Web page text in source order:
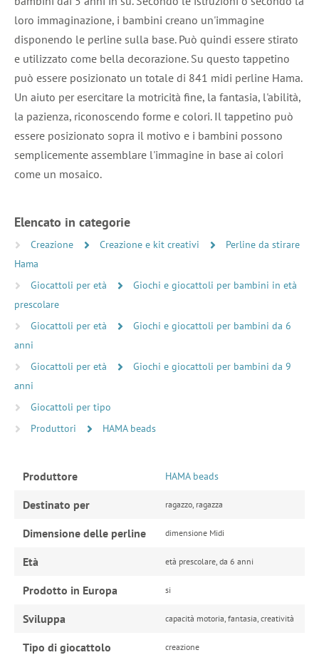
loro immaginazione, i bambini creano un'immagine
disponendo le perline sulla base. Può quindi essere stirato
e utilizzato come bella decorazione. Su questo tappetino
può essere posizionato un totale di 841 midi perline Hama.
Un aiuto per esercitare la motricità fine, la fantasia, l'abilità,
la pazienza, riconoscendo forme e colori. Il tappetino può
essere posizionato sopra il motivo e i bambini possono
semplicemente assemblare l'immagine in base ai colori
come un mosaico.
Elencato in categorie
Creazione Creazione e kit creativi
Perline da stirare
Hama
Giocattoli per età
Giochi e giocattoli per bambini in età
prescolare
Giocattoli per età
Giochi e giocattoli per bambini da 6
anni
Giocattoli per età
Giochi e giocattoli per bambini da 9
anni
Giocattoli per tipo
Produttori
HAMA beads
Produttore HAMA beads
Destinato per ragazzo, ragazza
Dimensione delle perline dimensione Midi
Età età prescolare, da 6 anni
Prodotto in Europa si
Sviluppa capacità motoria, fantasia, creatività
Tipo di giocattolo creazione